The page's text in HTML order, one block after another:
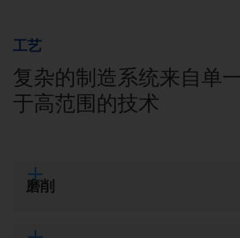
工艺
复杂的制造系统来自单
于高范围的技术
磨削